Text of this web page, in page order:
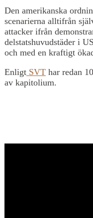
Den amerikanska
scenarierna alltifrån
attacker ifrån
delstatshuvudstäder i
och med en kraftigt
Enligt SVT har redan
av kapitolium.